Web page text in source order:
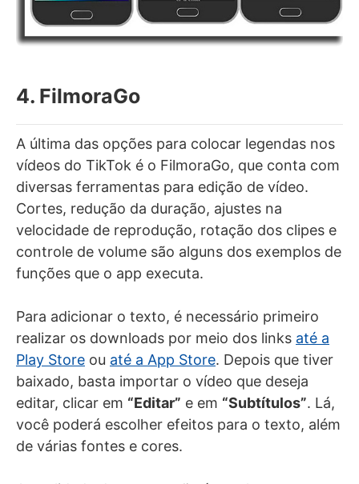
4. FilmoraGo
A última das opções para colocar legendas nos
vídeos do TikTok é o FilmoraGo, que conta com
diversas ferramentas para edição de vídeo.
Cortes, redução da duração, ajustes na
velocidade de reprodução, rotação dos clipes e
controle de volume são alguns dos exemplos de
funções que o app executa.
Para adicionar o texto, é necessário primeiro
realizar os downloads por meio dos links até a
Play Store ou até a App Store. Depois que tiver
baixado, basta importar o vídeo que deseja
editar, clicar em “Editar” e em “Subtítulos”. Lá,
você poderá escolher efeitos para o texto, além
de várias fontes e cores.